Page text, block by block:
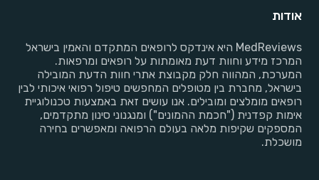
אודות
MedReviews היא אינדקס לרופאים המתקדם והאמין בישראל
המרכז מידע וחוות דעת מאומתות על רופאים ומרפאות.
המערכת, המהווה חלק מקבוצת אתרי חוות הדעת המובילה
בישראל, מחברת בין מטופלים המחפשים טיפול רפואי איכותי לבין
רופאים מומלצים ומובילים. אנו עושים זאת באמצעות טכנולוגיית
אימות קפדנית ("חכמת ההמונים") ומנגנוני סינון מתקדמים,
המספקים שקיפות מלאה בעולם הרפואה ומאפשרים בחירה
מושכלת.